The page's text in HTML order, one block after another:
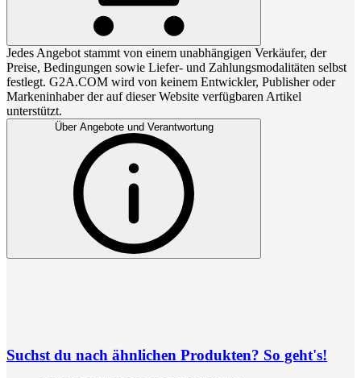
Jedes Angebot stammt von einem unabhängigen Verkäufer, der
Preise, Bedingungen sowie Liefer- und Zahlungsmodalitäten selbst
festlegt. G2A.COM wird von keinem Entwickler, Publisher oder
Markeninhaber der auf dieser Website verfügbaren Artikel
unterstützt.
Über Angebote und Verantwortung
Suchst du nach ähnlichen Produkten? So geht's!